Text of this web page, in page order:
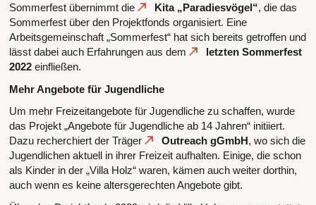
Sommerfest übernimmt die
Kita „Paradiesvögel“, die das
Sommerfest über den Projektfonds organisiert. Eine
Arbeitsgemeinschaft „Sommerfest“ hat sich bereits getroffen und
lässt dabei auch Erfahrungen aus dem
letzten Sommerfest
2022einfließen.
Mehr Angebote für Jugendliche
Um mehr Freizeitangebote für Jugendliche zu schaffen, wurde
das Projekt „Angebote für Jugendliche ab 14 Jahren“ initiiert.
Dazu recherchiert der Träger
Outreach gGmbH, wo sich die
Jugendlichen aktuell in ihrer Freizeit aufhalten. Einige, die schon
als Kinder in der „Villa Holz“ waren, kämen auch weiter dorthin,
auch wenn es keine altersgerechten Angebote gibt.